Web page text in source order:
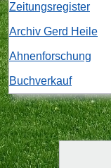
Zeitungsregister
Archiv Gerd Heile
Ahnenforschung
Buchverkauf